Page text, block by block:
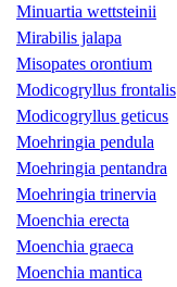
Minuartia wettsteinii
Mirabilis jalapa
Misopates orontium
Modicogryllus frontalis
Modicogryllus geticus
Moehringia pendula
Moehringia pentandra
Moehringia trinervia
Moenchia erecta
Moenchia graeca
Moenchia mantica